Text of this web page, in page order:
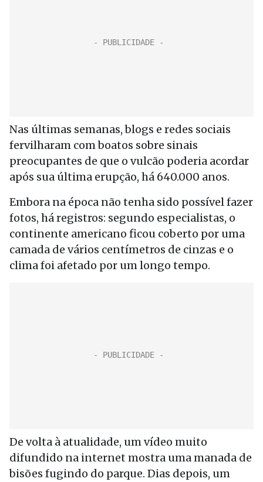
Nas últimas semanas, blogs e redes sociais
fervilharam com boatos sobre sinais
preocupantes de que o vulcão poderia acordar
após sua última erupção, há 640.000 anos.
Embora na época não tenha sido possível fazer
fotos, há registros: segundo especialistas, o
continente americano ficou coberto por uma
camada de vários centímetros de cinzas e o
clima foi afetado por um longo tempo.
De volta à atualidade, um vídeo muito
difundido na internet mostra uma manada de
bisões fugindo do parque. Dias depois, um